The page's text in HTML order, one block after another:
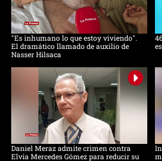
"Es inhumano lo que estoy viviendo".
El dramático llamado de auxilio de
Nasser Hilsaca
Daniel Meraz admite crimen contra
Elvia Mercedes Gómez para reducir su